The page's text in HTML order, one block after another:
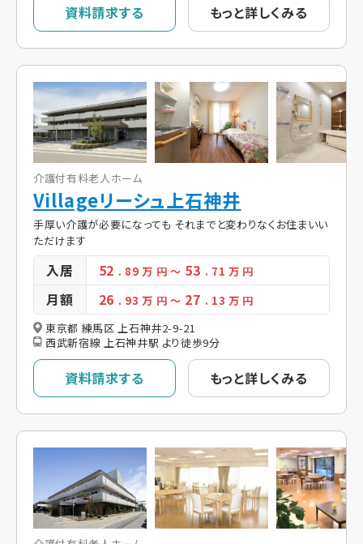
資料請求する もっと詳しくみる
介護付有料老人ホーム
Villageリーシュ上石神井
手厚い介護が必要になっても それまでと変わりなくお住まいい
ただけます
入居 52 . 89万 円 ～ 53 . 71 万 円
月額 26 . 93万 円 ～ 27 . 13 万 円
東京都 練馬区 上石神井2-9-21
西武新宿線 上石神井駅 より徒歩9分
資料請求する もっと詳しくみる